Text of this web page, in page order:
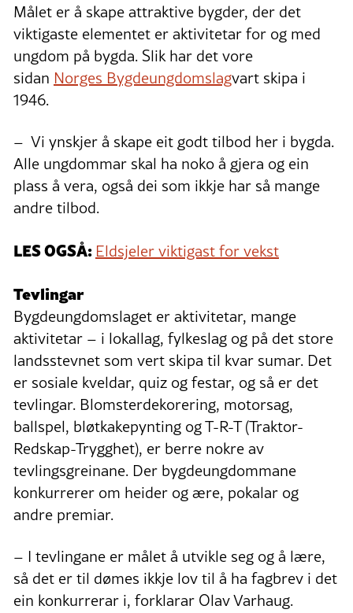
Målet er å skape attraktive bygder, der det
viktigaste elementet er aktivitetar for og med
ungdom på bygda. Slik har det vore
sidan Norges Bygdeungdomslagvart skipa i
1946.
– Vi ynskjer å skape eit godt tilbod her i bygda.
Alle ungdommar skal ha noko å gjera og ein
plass å vera, også dei som ikkje har så mange
andre tilbod.
LES OGSÅ: Eldsjeler viktigast for vekst
Tevlingar
Bygdeungdomslaget er aktivitetar, mange
aktivitetar – i lokallag, fylkeslag og på det store
landsstevnet som vert skipa til kvar sumar. Det
er sosiale kveldar, quiz og festar, og så er det
tevlingar. Blomsterdekorering, motorsag,
ballspel, bløtkakepynting og T-R-T (Traktor-
Redskap-Trygghet), er berre nokre av
tevlingsgreinane. Der bygdeungdommane
konkurrerer om heider og ære, pokalar og
andre premiar.
– I tevlingane er målet å utvikle seg og å lære,
så det er til dømes ikkje lov til å ha fagbrev i det
ein konkurrerar i, forklarar Olav Varhaug.